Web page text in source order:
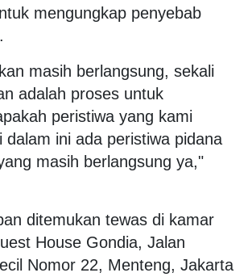
mengungkap penyebab
masih berlangsung, sekali
adalah proses untuk
peristiwa yang kami
dalam ini ada peristiwa pidana
masih berlangsung ya,"
ditemukan tewas di kamar
House Gondia, Jalan
Nomor 22, Menteng, Jakarta